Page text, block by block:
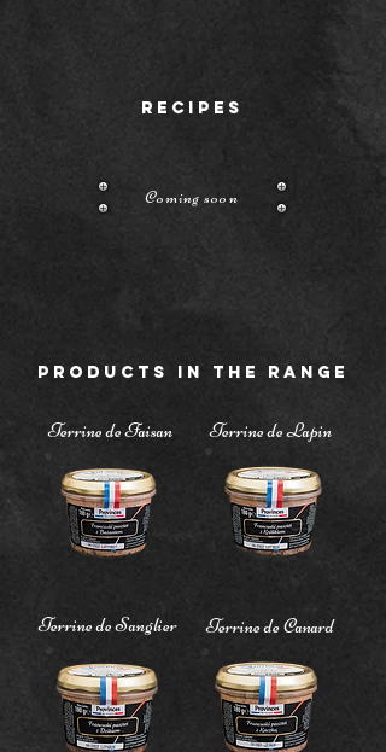
Terrine de Faisan Terrine de Lapin
Terrine de Sanglier Terrine de Canard
PRODUCTS IN THE RANGE
RECIPES
Coming soon